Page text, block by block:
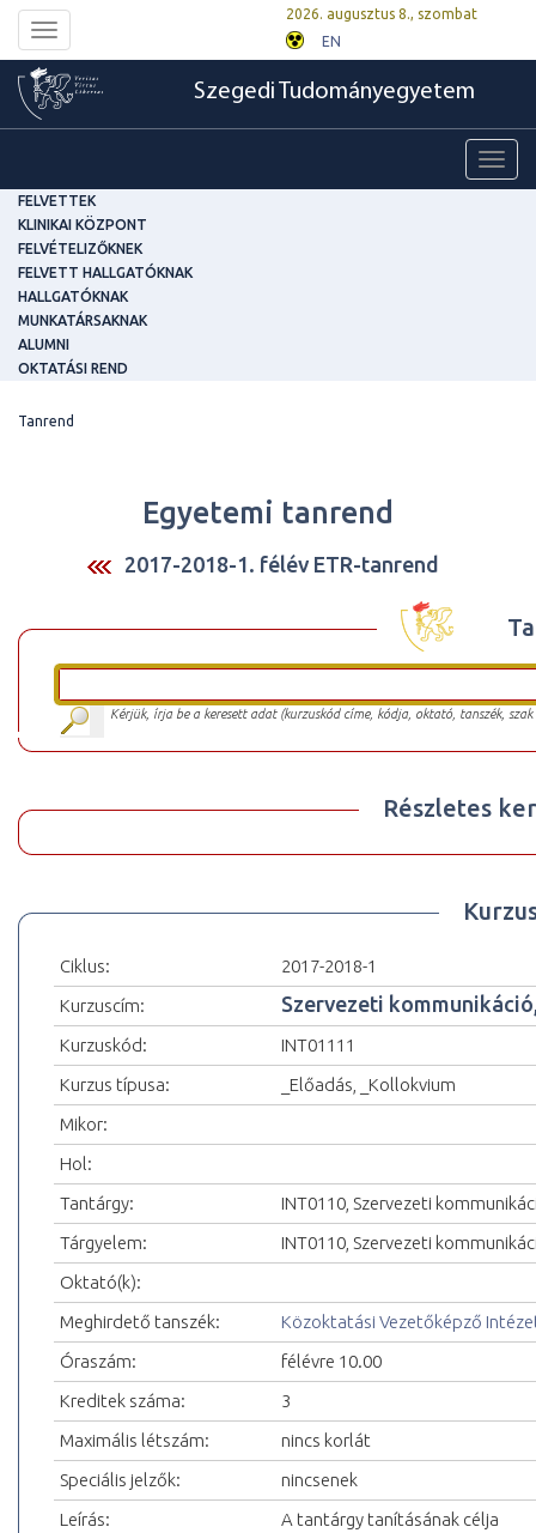
Toggle
navigation
2026. augusztus 8., szombat
EN
Szegedi Tudományegyetem
FELVETTEK
KLINIKAI KÖZPONT
FELVÉTELIZŐKNEK
FELVETT HALLGATÓKNAK
HALLGATÓKNAK
MUNKATÁRSAKNAK
ALUMNI
OKTATÁSI REND
Tanrend
Egyetemi tanrend
2017-2018-1. félév ETR-tanrend
Kérjük, írja be a keresett adat (kurzuskód címe, kódja, oktató, tanszék,
Részletes
Ciklus:
2017-2018-1
Kurzuscím:
Szervezeti
Kurzuskód:
INT01111
Kurzus típusa:
_Előadás, _Kollokvium
Mikor:
Hol:
Tantárgy:
INT0110, Szervezeti
Tárgyelem:
INT0110, Szervezeti
Oktató(k):
Meghirdető tanszék:
Közoktatási Vezetőképző
Óraszám:
félévre 10.00
Kreditek száma:
3
Maximális létszám:
nincs korlát
Speciális jelzők:
nincsenek
Leírás:
A tantárgy tanításának célja